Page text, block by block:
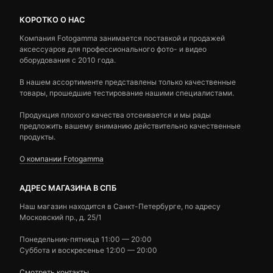
КОРОТКО О НАС
Компания Fotogamma занимается поставкой и продажей
аксессуаров для профессионального фото- и видео
оборудования с 2010 года.
В нашем ассортименте представлены только качественные
товары, прошедшие тестирование нашими специалистами.
Продукция плохого качества отсеивается и мы рады
предложить вашему вниманию действительно качественные
продукты.
О компании Fotogamma
АДРЕС МАГАЗИНА В СПБ
Наш магазин находится в Санкт-Петербурге, по адресу
Московский пр., д. 25/1
Понедельник-пятница 11:00 — 20:00
Суббота и воскресенье 12:00 — 20:00